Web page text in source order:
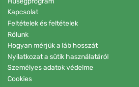
Kapcsolat
Feltételek és feltételek
Rólunk
Hogyan mérjük a láb hosszát
Nyilatkozat a sütik használatáról
Személyes adatok védelme
Cookies